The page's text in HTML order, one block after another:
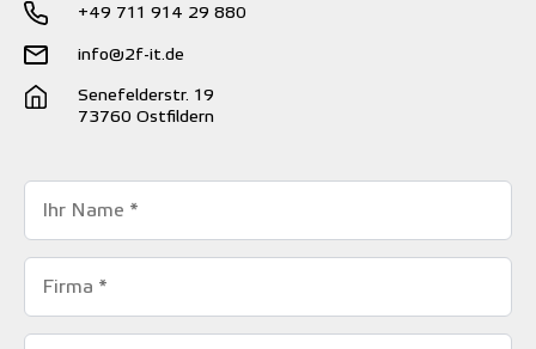
+49 711 914 29 880
info@2f-it.de
Senefelderstr. 19
73760 Ostfildern